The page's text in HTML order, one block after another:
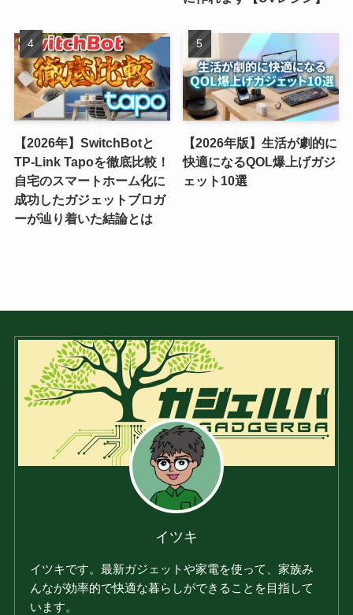
【2026年】SwitchBotと
TP-Link Tapoを徹底比較！
自宅のスマートホーム化に
成功したガジェットブロガ
ーが辿り着いた結論とは
【2026年版】生活が劇的に
快適になるQOL爆上げガジ
ェット10選
イツキ
イツキです。最新ガジェットや家電を使って、家族み
んなが効率的で快適な暮らしができることを目指して
います。